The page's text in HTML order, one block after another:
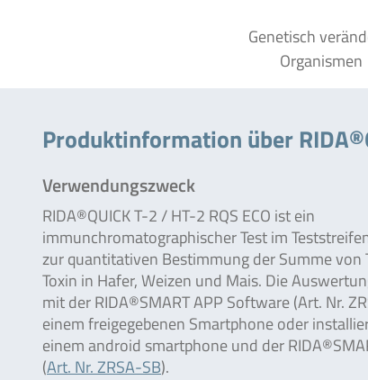
Genetisch
Organismen
Produktinformation über
Verwendungszweck
RIDA®QUICK T-2 / HT-2 RQS ECO ist ein
immunchromatographischer Test im
zur quantitativen Bestimmung der Summe von
Toxin in Hafer, Weizen und Mais. Die
mit der RIDA®SMART APP Software (Art. Nr.
einem freigegebenen Smartphone oder
einem android smartphone und der
(Art. Nr. ZRSA-SB).